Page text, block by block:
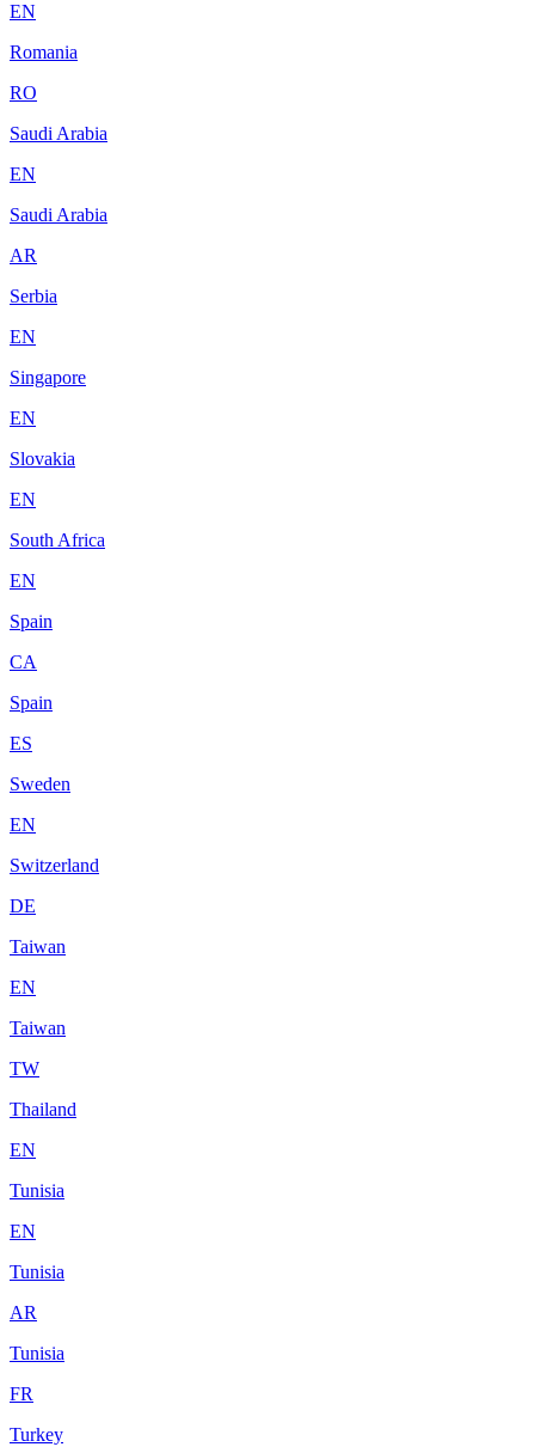
EN
Romania
RO
Saudi Arabia
EN
Saudi Arabia
AR
Serbia
EN
Singapore
EN
Slovakia
EN
South Africa
EN
Spain
CA
Spain
ES
Sweden
EN
Switzerland
DE
Taiwan
EN
Taiwan
TW
Thailand
EN
Tunisia
EN
Tunisia
AR
Tunisia
FR
Turkey